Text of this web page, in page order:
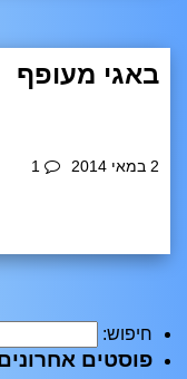
באגי מעופף
ב בו בקושי
גרום לכלי רכב
מדחף וציוד
ת iPad Mini!
2 במאי 2014
חיפוש:
פוסטים